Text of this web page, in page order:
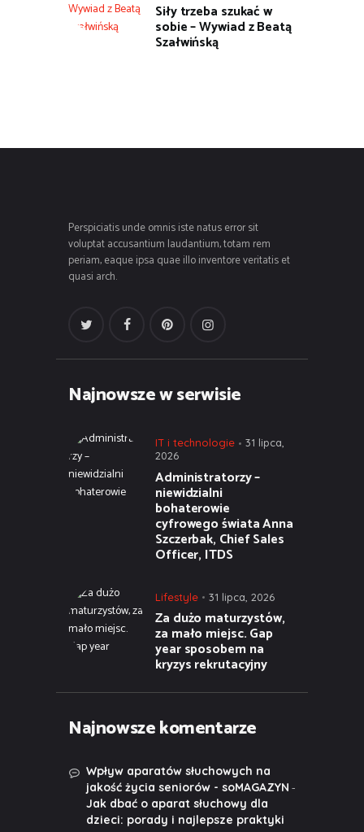
Siły trzeba szukać w
sobie – Wywiad z Beatą
Szałwińską
Perspiciatis unde omnis iste natus error sit
voluptat accusantium laudantium, totam rem
periam, eaque ipsa quae illo inventore veritatis et
quasi arch.
Najnowsze w serwisie
IT i technologie
31 lipca,
2026
Administratorzy –
niewidzialni
bohaterowie
cyfrowego świata Anna
Szczerbak, Chief Sales
Officer, ITDS
Lifestyle 31 lipca, 2026
Za dużo maturzystów,
za mało miejsc. Gap
year sposobem na
kryzys rekrutacyjny
Najnowsze komentarze
Wpływ aparatów słuchowych na
jakość życia seniorów - soMAGAZYN -
Jak dbać o aparat słuchowy dla
dzieci: porady i najlepsze praktyki